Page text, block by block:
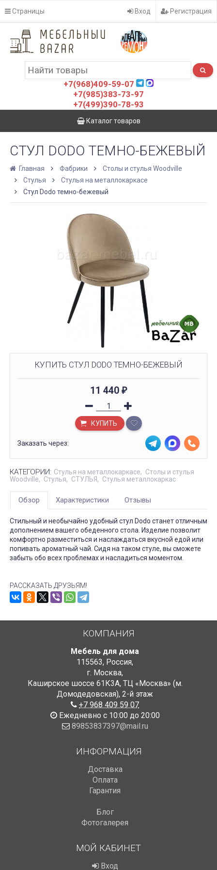
Страницы Вход Регистрация
+7(968)409-59-07
+7(985)383-73-97
+7(499)390-78-93
Каталог товаров
СТУЛ DODO ТЕМНО-БЕЖЕВЫЙ
Главная Фабрики
Столы и стулья Woodville
Стулья
Стулья на металлокаркасе
Стул Dodo темно-бежевый
КУПИТЬ СТУЛ DODO ТЕМНО-БЕЖЕВЫЙ
11 440 ₽
КУПИТЬ
Заказать через:
КАТЕГОРИИ: Стулья на металлокаркасе
Столы и стулья
Woodville
Стулья СТУЛЬЯ Стулья металлокаркас
Обзор Характеристики Отзывы
Стильный и необычайно удобный стул Dodo станет отличным
дополнением вашего обеденного стола. Изделие позволит
комфортно разместиться и наслаждаться вкусной едой или
попивать ароматный чай. Сидя на таком стуле, вы сможете
забыть обо всех проблемах и насладиться моментом.
РАССКАЗАТЬ ДРУЗЬЯМ!
КОМПАНИЯ
Мебель для дома
115563, Россия,
г. Москва,
Каширское шоссе 61К3А, ТЦ «Москва» (м.
Домодедовская), 2-й этаж
+7 968 409 59 07
Ежедневно с 10:00 до 20:00
89853837397@mail.ru
ИНФОРМАЦИЯ
Доставка
Оплата
Гарантия
Блог
Фотогалерея
МОЙ КАБИНЕТ
Вход